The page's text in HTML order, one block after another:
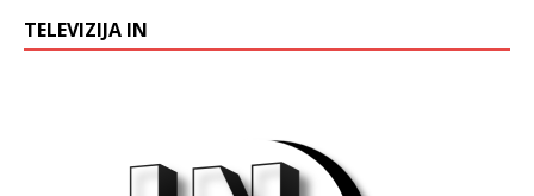
TELEVIZIJA IN